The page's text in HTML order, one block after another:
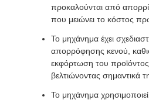
προκαλούνται από
που μειώνει το κόστος
Το μηχάνημα έχει
απορρόφησης κενού,
εκφόρτωση του
βελτιώνοντας σημαντικά
Το μηχάνημα